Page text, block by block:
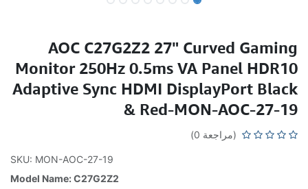
AOC C27G2Z2 27" Curved Gaming
Monitor 250Hz 0.5ms VA Panel HDR10
Adaptive Sync HDMI DisplayPort Black
& Red-MON-AOC-27-19
(مراجعة 0)
SKU: MON-AOC-27-19
Model Name: C27G2Z2